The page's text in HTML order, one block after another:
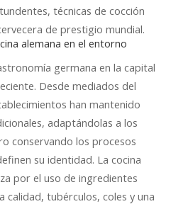
técnicas de cocción
de prestigio mundial.
alemana en el entorno
germana en la capital
Desde mediados del
han mantenido
adaptándolas a los
conservando los procesos
su identidad. La cocina
por el uso de ingredientes
calidad, tubérculos, coles y una